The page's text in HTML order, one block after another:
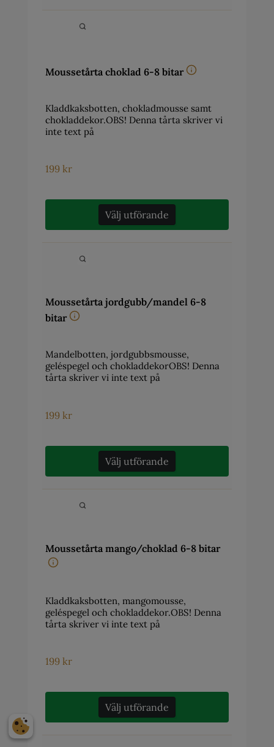
Moussetårta choklad 6-8 bitar
Kladdkaksbotten, chokladmousse samt
chokladdekor.OBS! Denna tårta skriver vi
inte text på
199 kr
Välj utförande
Moussetårta jordgubb/mandel 6-8
bitar
Mandelbotten, jordgubbsmousse,
geléspegel och chokladdekorOBS! Denna
tårta skriver vi inte text på
199 kr
Välj utförande
Moussetårta mango/choklad 6-8 bitar
Kladdkaksbotten, mangomousse,
geléspegel och chokladdekor.OBS! Denna
tårta skriver vi inte text på
199 kr
Välj utförande